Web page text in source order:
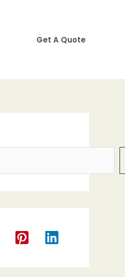
Get A Quote